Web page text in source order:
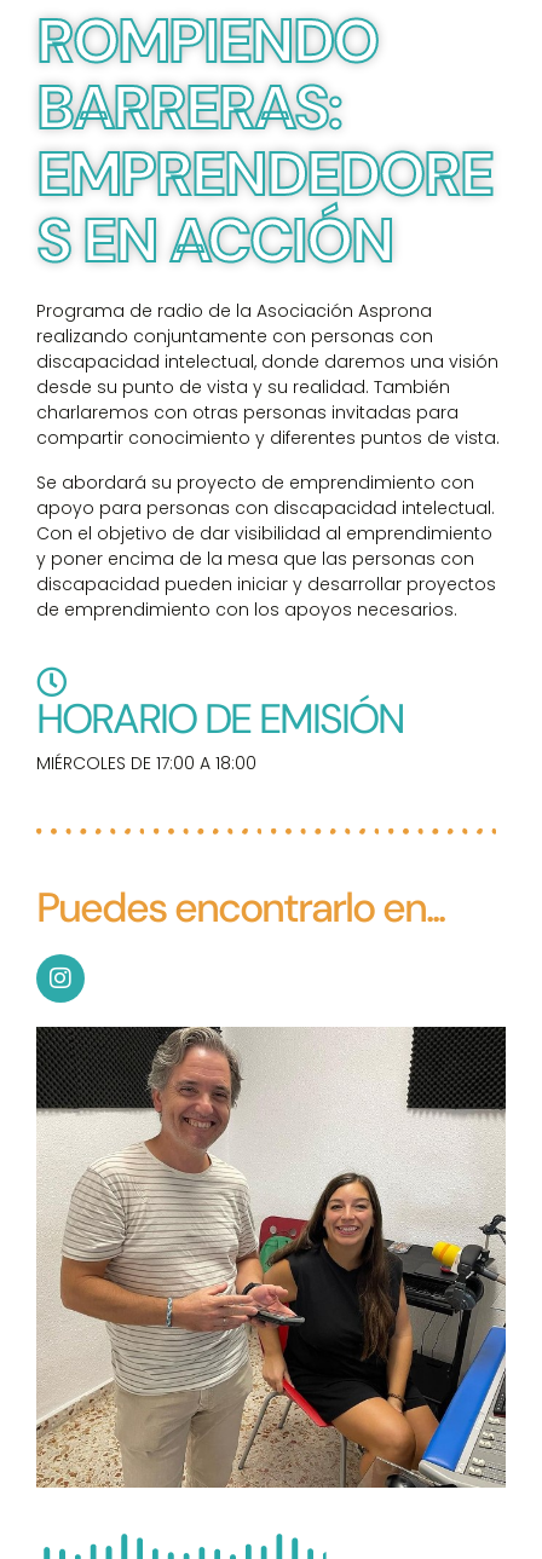
ROMPIENDO
BARRERAS:
EMPRENDEDORE
S EN ACCIÓN
Programa de radio de la Asociación Asprona
realizando conjuntamente con personas con
discapacidad intelectual, donde daremos una visión
desde su punto de vista y su realidad. También
charlaremos con otras personas invitadas para
compartir conocimiento y diferentes puntos de vista.
Se abordará su proyecto de emprendimiento con
apoyo para personas con discapacidad intelectual.
Con el objetivo de dar visibilidad al emprendimiento
y poner encima de la mesa que las personas con
discapacidad pueden iniciar y desarrollar proyectos
de emprendimiento con los apoyos necesarios.
HORARIO DE EMISIÓN
MIÉRCOLES DE 17:00 A 18:00
Puedes encontrarlo en...